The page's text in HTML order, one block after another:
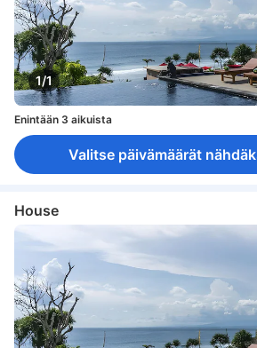
1/1
Enintään 3 aikuista
Valitse päivämäärät
House